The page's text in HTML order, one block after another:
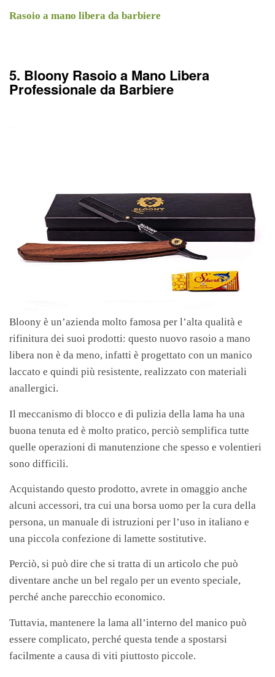
Rasoio a mano libera da barbiere
5. Bloony Rasoio a Mano Libera
Professionale da Barbiere
Bloony è un’azienda molto famosa per l’alta qualità e
rifinitura dei suoi prodotti: questo nuovo rasoio a mano
libera non è da meno, infatti è progettato con un manico
laccato e quindi più resistente, realizzato con materiali
anallergici.
Il meccanismo di blocco e di pulizia della lama ha una
buona tenuta ed è molto pratico, perciò semplifica tutte
quelle operazioni di manutenzione che spesso e volentieri
sono difficili.
Acquistando questo prodotto, avrete in omaggio anche
alcuni accessori, tra cui una borsa uomo per la cura della
persona, un manuale di istruzioni per l’uso in italiano e
una piccola confezione di lamette sostitutive.
Perciò, si può dire che si tratta di un articolo che può
diventare anche un bel regalo per un evento speciale,
perché anche parecchio economico.
Tuttavia, mantenere la lama all’interno del manico può
essere complicato, perché questa tende a spostarsi
facilmente a causa di viti piuttosto piccole.